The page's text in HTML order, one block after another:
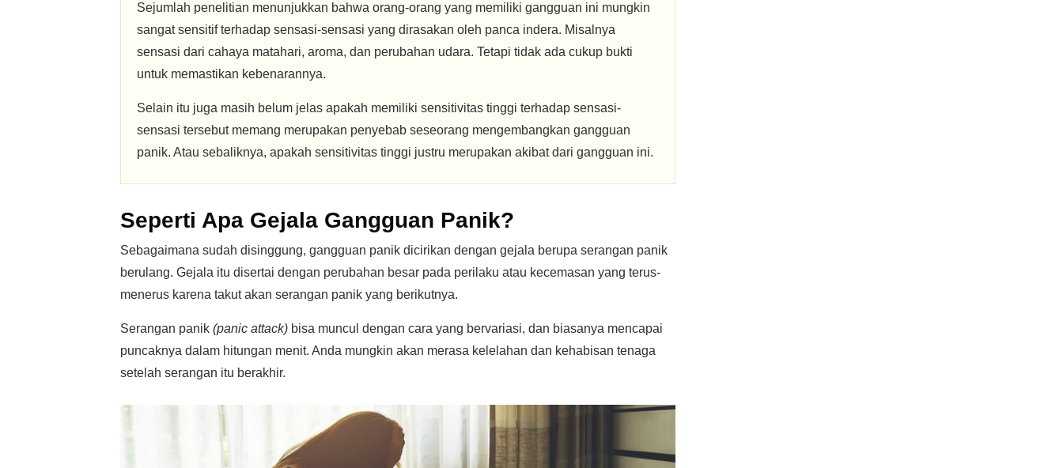
Sejumlah penelitian menunjukkan bahwa orang-orang yang memiliki gangguan ini mungkin
sangat sensitif terhadap sensasi-sensasi yang dirasakan oleh panca indera. Misalnya
sensasi dari cahaya matahari, aroma, dan perubahan udara. Tetapi tidak ada cukup bukti
untuk memastikan kebenarannya.
Selain itu juga masih belum jelas apakah memiliki sensitivitas tinggi terhadap sensasi-
sensasi tersebut memang merupakan penyebab seseorang mengembangkan gangguan
panik. Atau sebaliknya, apakah sensitivitas tinggi justru merupakan akibat dari gangguan ini.
Seperti Apa Gejala Gangguan Panik?
Sebagaimana sudah disinggung, gangguan panik dicirikan dengan gejala berupa serangan panik
berulang. Gejala itu disertai dengan perubahan besar pada perilaku atau kecemasan yang terus-
menerus karena takut akan serangan panik yang berikutnya.
Serangan panik (panic attack) bisa muncul dengan cara yang bervariasi, dan biasanya mencapai
puncaknya dalam hitungan menit. Anda mungkin akan merasa kelelahan dan kehabisan tenaga
setelah serangan itu berakhir.